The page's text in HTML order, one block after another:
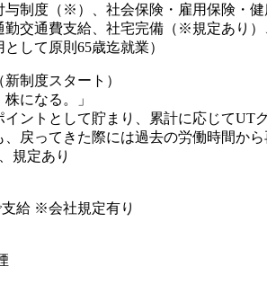
与制度（※）、社会保険・雇用保険・
勤交通費支給、社宅完備（※規定あり
して原則65歳迄就業）
制度スタート）
株になる。」
イントとして貯まり、累計に応じてUT
、戻ってきた際には過去の労働時間か
規定あり
支給 ※会社規定有り